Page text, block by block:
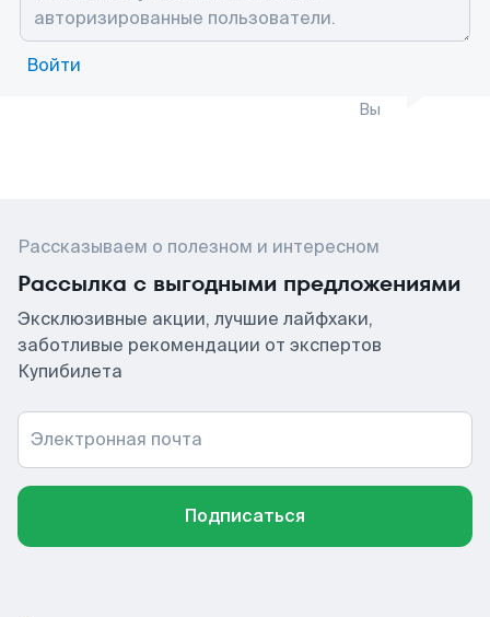
Войти
Вы
Рассказываем о полезном и интересном
Рассылка с выгодными предложениями
Эксклюзивные акции, лучшие лайфхаки,
заботливые рекомендации от экспертов
Купибилета
Электронная почта
Подписаться